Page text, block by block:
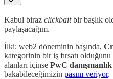
Kabul biraz clickbaitbir başlık
paylaşacağım.
İlki; web2 döneminin başında,
kategorinin bir iş fırsatı
alanları içinse PwC
bakabileceğimizin pasını veriyor.